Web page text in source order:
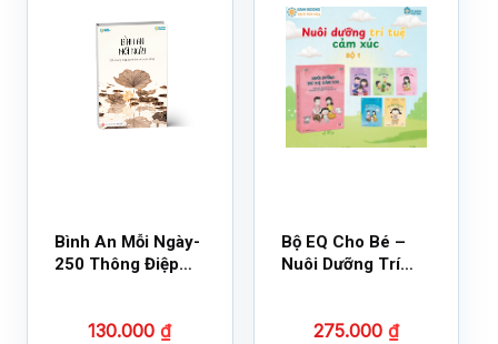
Bình An Mỗi Ngày-
250 Thông Điệp
130.000₫
Bộ EQ Cho Bé –
Nuôi Dưỡng Trí
275.000 ₫